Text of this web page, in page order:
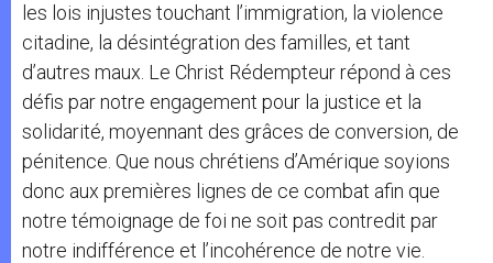
les lois injustes touchant l’immigration, la violence
citadine, la désintégration des familles, et tant
d’autres maux. Le Christ Rédempteur répond à ces
défis par notre engagement pour la justice et la
solidarité, moyennant des grâces de conversion, de
pénitence. Que nous chrétiens d’Amérique soyions
donc aux premières lignes de ce combat afin que
notre témoignage de foi ne soit pas contredit par
notre indifférence et l’incohérence de notre vie.